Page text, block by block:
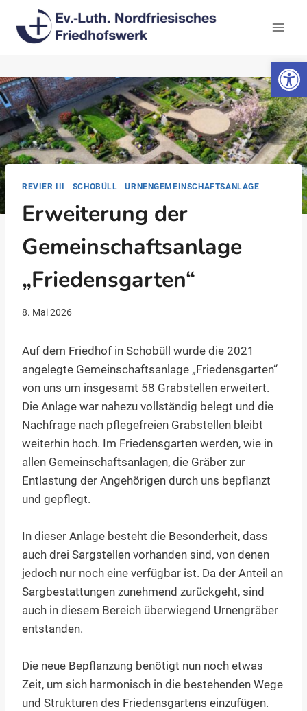
Inhalt
springen
REVIER III SCHOBÜLL |URNENGEMEINSCHAFTSANLAGE
Erweiterung der
Gemeinschaftsanlage
„Friedensgarten“
8. Mai 2026
Auf dem Friedhof in Schobüll wurde die 2021
angelegte Gemeinschaftsanlage „Friedensgarten“
von uns um insgesamt 58 Grabstellen erweitert.
Die Anlage war nahezu vollständig belegt und die
Nachfrage nach pflegefreien Grabstellen bleibt
weiterhin hoch. Im Friedensgarten werden, wie in
allen Gemeinschaftsanlagen, die Gräber zur
Entlastung der Angehörigen durch uns bepflanzt
und gepflegt.
In dieser Anlage besteht die Besonderheit, dass
auch drei Sargstellen vorhanden sind, von denen
jedoch nur noch eine verfügbar ist. Da der Anteil an
Sargbestattungen zunehmend zurückgeht, sind
auch in diesem Bereich überwiegend Urnengräber
entstanden.
Die neue Bepflanzung benötigt nun noch etwas
Zeit, um sich harmonisch in die bestehenden Wege
und Strukturen des Friedensgartens einzufügen.